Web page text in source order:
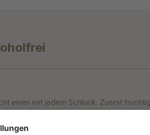
einen mit jedem Schluck. Zuerst